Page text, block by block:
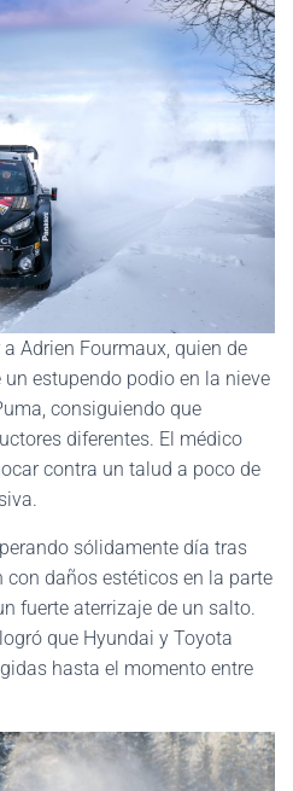
Adrien Fourmaux, quien de
estupendo podio en la nieve
consiguiendo que
diferentes. El médico
contra un talud a poco de
sólidamente día tras
daños estéticos en la parte
fuerte aterrizaje de un salto.
que Hyundai y Toyota
hasta el momento entre